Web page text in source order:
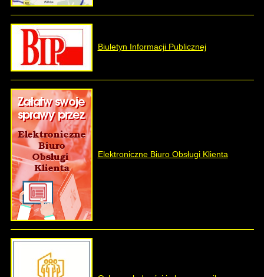
Lokalnych
Biuletyn Informacji Publicznej
Elektroniczne Biuro Obsługi Klienta